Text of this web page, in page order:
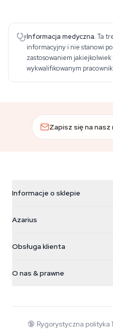
Informacja medyczna. Ta
informacyjny i nie stanowi
zastosowaniem jakiejkolwiek
wykwalifikowanym
Zapisz się na
Informacje o sklepie
Galvaniweg 11
Nederland
+31(0)204897914
Azarius
Magiczne grzyby
Smokeshop
Obsługa klienta
Polityka zwrotów
O nas & prawne
Wiki
🔞 Rygorystyczna polityka